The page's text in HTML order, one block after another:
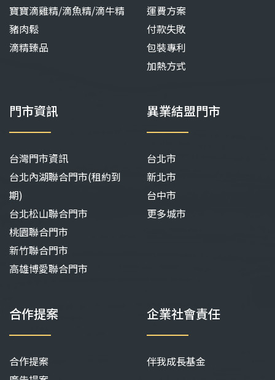
寶寶滴雞精/滴魚精/滴牛精
豬肉鬆
滴精臻品
運費方案
付款失敗
包裝專利
加熱方式
門市資訊
台灣門市資訊
台北內湖聯合門市(租約到
期)
台北松山聯合門市
桃園聯合門市
新竹聯合門市
高雄博愛聯合門市
異業結盟門市
台北市
新北市
台中市
更多城市
合作提案
合作提案
企業社會責任
伴我成長基金